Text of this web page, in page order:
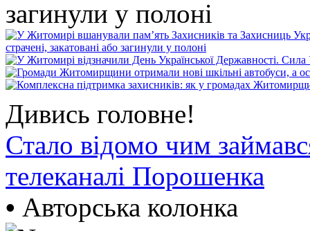
загинули у полоні
Дивись головне!
Стало відомо чим
телеканалі Порошенка
• Авторська колонка